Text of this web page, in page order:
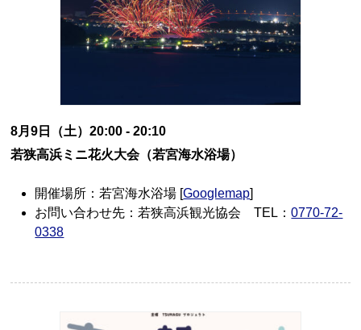
8月9日（土）20:00 - 20:10
若狭高浜ミニ花火大会（若宮海水浴場）
開催場所：若宮海水浴場 [Googlemap]
お問い合わせ先：若狭高浜観光協会 TEL：0770-72-
0338